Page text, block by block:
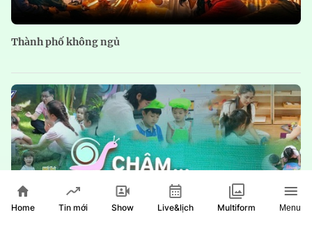
Thành phố không ngủ
Home Tin mới Show Live&lịch Multiform Menu